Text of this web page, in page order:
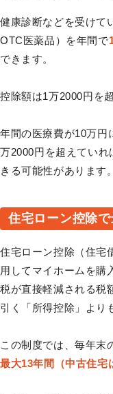
健康診断などを受けて
OTC医薬品）を年間で
できます。
控除額は1万2000円を
年間の医療費が10万円
万2000円を超えてい
きる可能性があります。
住宅ローン控除
住宅ローン控除（住宅
用してマイホームを購
税が直接軽減される税
引く「所得控除」より
この制度では、毎年末
最大13年間（中古住宅